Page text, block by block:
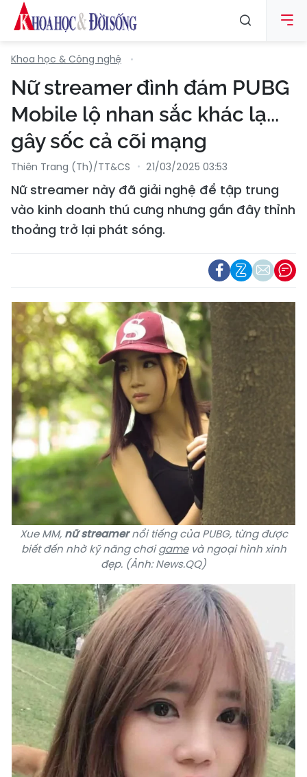
Khoa học & Công nghệ
Nữ streamer đình đám PUBG
Mobile lộ nhan sắc khác lạ...
gây sốc cả cõi mạng
Thiên Trang (Th)/TT&CS 21/03/2025 03:53
Nữ streamer này đã giải nghệ để tập trung
vào kinh doanh thú cưng nhưng gần đây thỉnh
thoảng trở lại phát sóng.
Xue MM, nữ streamernổi tiếng củaPUBG, từng được
biết đến nhờ kỹ năng chơigamevà ngoại hình xinh
đẹp. (Ảnh: News.QQ)